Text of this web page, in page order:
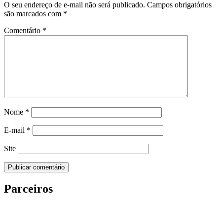
O seu endereço de e-mail não será publicado. Campos obrigatórios
são marcados com *
Comentário *
Nome *
E-mail *
Site
Parceiros